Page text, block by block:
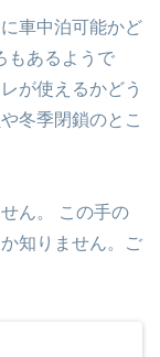
車中泊可能かど
もあるようで
が使えるかどう
冬季閉鎖のとこ
ん。 この手の
知りません。ご